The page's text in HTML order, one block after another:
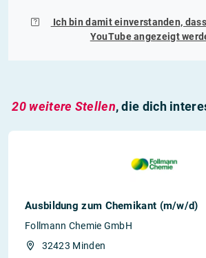
Ich bin damit einverstanden,
YouTubeangezeigt
20 weitere Stellen, die dich
Ausbildung zum Chemikant (m/w/d)
Follmann Chemie GmbH
32423 Minden